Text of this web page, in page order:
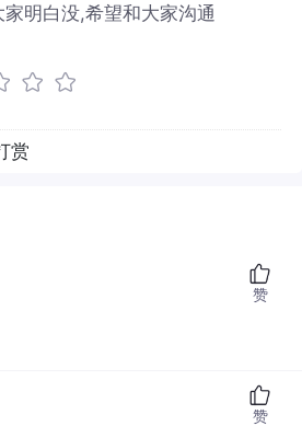
明白没,希望和大家沟通
赏
赞
赞